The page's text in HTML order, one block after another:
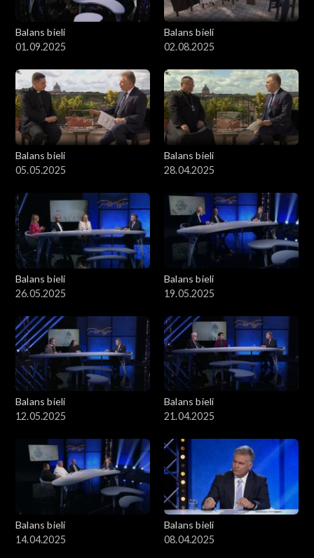
Balans bieli
01.09.2025
Balans bieli
02.08.2025
Balans bieli
05.05.2025
Balans bieli
28.04.2025
Balans bieli
26.05.2025
Balans bieli
19.05.2025
Balans bieli
12.05.2025
Balans bieli
21.04.2025
Balans bieli
14.04.2025
Balans bieli
08.04.2025